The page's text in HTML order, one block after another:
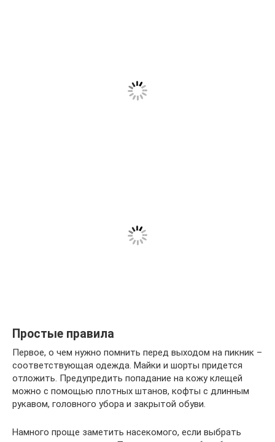
Простые правила
Первое, о чем нужно помнить перед выходом на пикник –
соответствующая одежда. Майки и шорты придется
отложить. Предупредить попадание на кожу клещей
можно с помощью плотных штанов, кофты с длинным
рукавом, головного убора и закрытой обуви.
Намного проще заметить насекомого, если выбрать